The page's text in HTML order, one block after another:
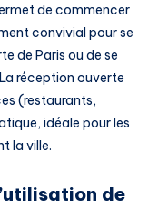
de commencer
convivial pour se
de Paris ou de se
réception ouverte
(restaurants,
idéale pour les
la ville.
de